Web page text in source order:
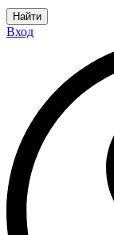
Найти
Вход